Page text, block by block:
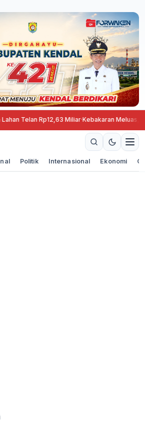
Telan Rp12,63 Miliar·Kebakaran Meluas,
Politik Internasional Ekonomi